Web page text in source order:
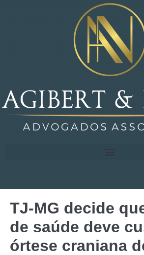
TJ-MG decide
de saúde deve
órtese craniana